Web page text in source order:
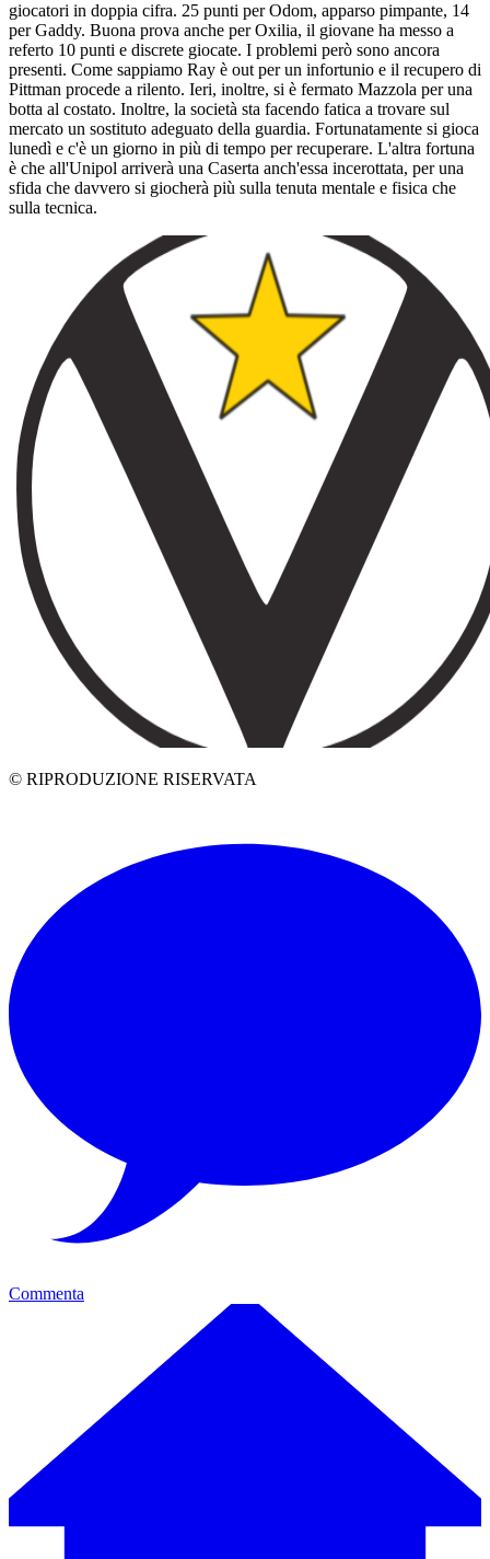
giocatori in doppia cifra. 25 punti per Odom, apparso pimpante, 14
per Gaddy. Buona prova anche per Oxilia, il giovane ha messo a
referto 10 punti e discrete giocate. I problemi però sono ancora
presenti. Come sappiamo Ray è out per un infortunio e il recupero di
Pittman procede a rilento. Ieri, inoltre, si è fermato Mazzola per una
botta al costato. Inoltre, la società sta facendo fatica a trovare sul
mercato un sostituto adeguato della guardia. Fortunatamente si gioca
lunedì e c'è un giorno in più di tempo per recuperare. L'altra fortuna
è che all'Unipol arriverà una Caserta anch'essa incerottata, per una
sfida che davvero si giocherà più sulla tenuta mentale e fisica che
sulla tecnica.
© RIPRODUZIONE RISERVATA
Commenta